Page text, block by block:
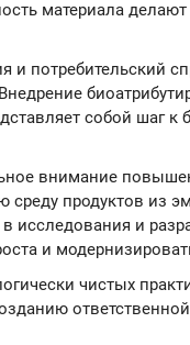
материала
и потребительский
собой шаг
внимание
продуктов из
исследования и
и
чистых